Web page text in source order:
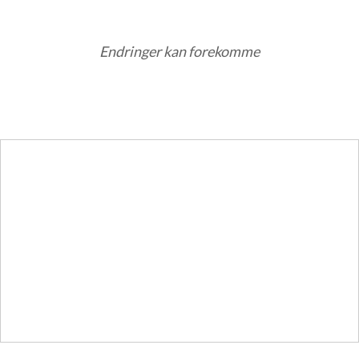
Endringer kan forekomme